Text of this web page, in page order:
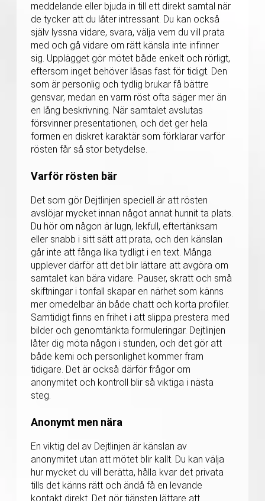
meddelande eller bjuda in till ett direkt samtal när
de tycker att du låter intressant. Du kan också
själv lyssna vidare, svara, välja vem du vill prata
med och gå vidare om rätt känsla inte infinner
sig. Upplägget gör mötet både enkelt och rörligt,
eftersom inget behöver låsas fast för tidigt. Den
som är personlig och tydlig brukar få bättre
gensvar, medan en varm röst ofta säger mer än
en lång beskrivning. När samtalet avslutas
försvinner presentationen, och det ger hela
formen en diskret karaktär som förklarar varför
rösten får så stor betydelse.
Varför rösten bär
Det som gör Dejtlinjen speciell är att rösten
avslöjar mycket innan något annat hunnit ta plats.
Du hör om någon är lugn, lekfull, eftertänksam
eller snabb i sitt sätt att prata, och den känslan
går inte att fånga lika tydligt i en text. Många
upplever därför att det blir lättare att avgöra om
samtalet kan bära vidare. Pauser, skratt och små
skiftningar i tonfall skapar en närhet som känns
mer omedelbar än både chatt och korta profiler.
Samtidigt finns en frihet i att slippa prestera med
bilder och genomtänkta formuleringar. Dejtlinjen
låter dig möta någon i stunden, och det gör att
både kemi och personlighet kommer fram
tidigare. Det är också därför frågor om
anonymitet och kontroll blir så viktiga i nästa
steg.
Anonymt men nära
En viktig del av Dejtlinjen är känslan av
anonymitet utan att mötet blir kallt. Du kan välja
hur mycket du vill berätta, hålla kvar det privata
tills det känns rätt och ändå få en levande
kontakt direkt. Det gör tjänsten lättare att